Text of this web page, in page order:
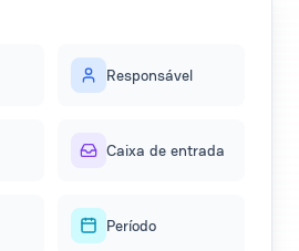
Responsável
Caixa de entrada
Período